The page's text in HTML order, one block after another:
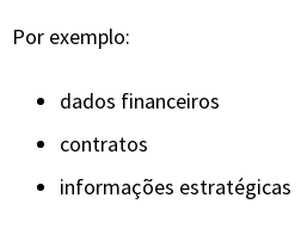
Por exemplo:
dados financeiros
contratos
informações estratégicas